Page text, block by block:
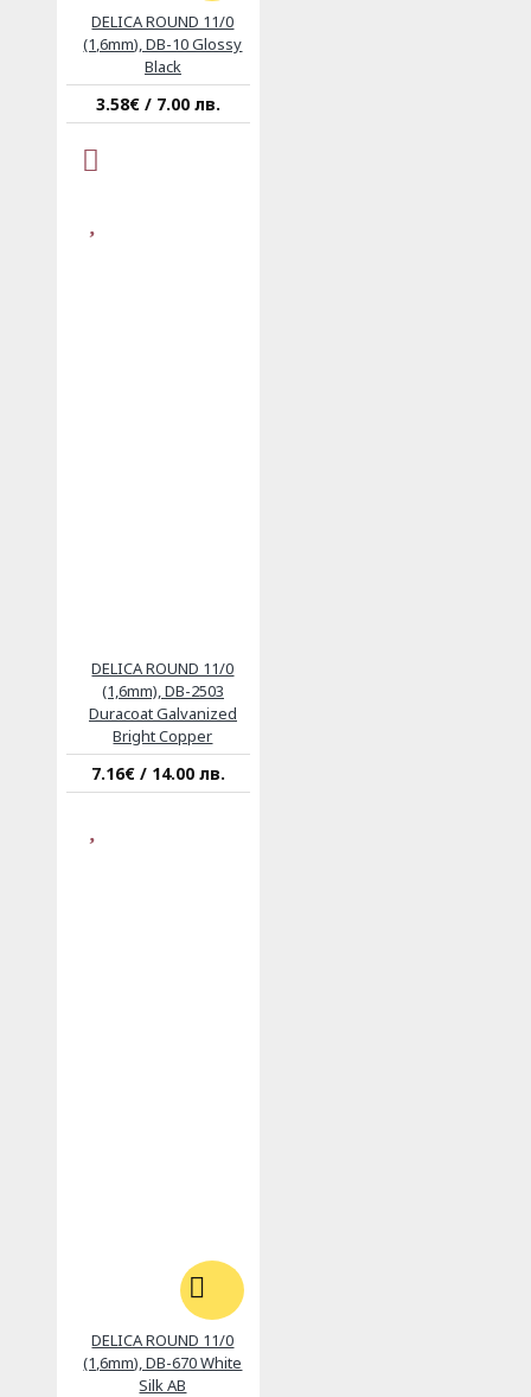
DELICA ROUND 11/0
(1,6mm), DB-10 Glossy
Black
3.58€ / 7.00 лв.
DELICA ROUND 11/0
(1,6mm), DB-2503
Duracoat Galvanized
Bright Copper
7.16€ / 14.00 лв.
DELICA ROUND 11/0
(1,6mm), DB-670 White
Silk AB